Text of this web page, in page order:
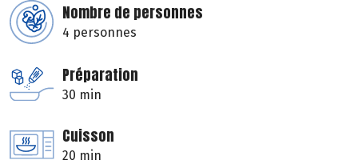
Nombre de personnes
4 personnes
Préparation
30 min
Cuisson
20 min